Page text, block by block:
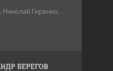
, Николай Гиренко,
БЕРЕГОВ